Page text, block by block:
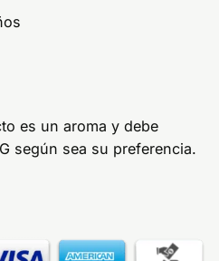
es un aroma y debe
según sea su preferencia.